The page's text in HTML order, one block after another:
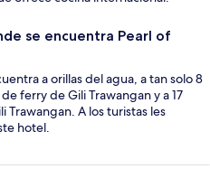
se encuentra Pearl of
a orillas del agua, a tan solo 8
ferry de Gili Trawangan y a 17
Trawangan. A los turistas les
hotel.